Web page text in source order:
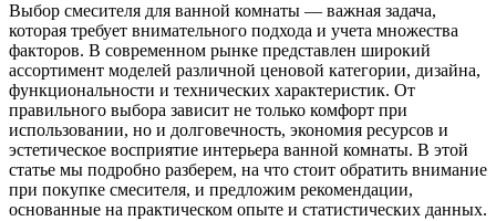
Выбор смесителя для ванной комнаты — важная задача,
которая требует внимательного подхода и учета множества
факторов. В современном рынке представлен широкий
ассортимент моделей различной ценовой категории, дизайна,
функциональности и технических характеристик. От
правильного выбора зависит не только комфорт при
использовании, но и долговечность, экономия ресурсов и
эстетическое восприятие интерьера ванной комнаты. В этой
статье мы подробно разберем, на что стоит обратить внимание
при покупке смесителя, и предложим рекомендации,
основанные на практическом опыте и статистических данных.